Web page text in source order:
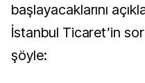
başlayacaklarını
İstanbul Ticaret’in
şöyle: